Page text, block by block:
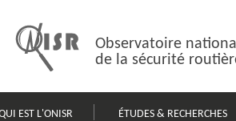
Observatoire
de la sécurité
EST L'ONISR ÉTUDES & RECHERCHES